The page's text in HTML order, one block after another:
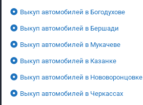
Выкуп автомобилей в Богодухове
Выкуп автомобилей в Бершади
Выкуп автомобилей в Мукачеве
Выкуп автомобилей в Казанке
Выкуп автомобилей в Нововоронцовке
Выкуп автомобилей в Черкассах